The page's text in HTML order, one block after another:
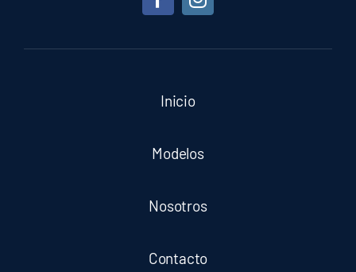
Inicio
Modelos
Nosotros
Contacto